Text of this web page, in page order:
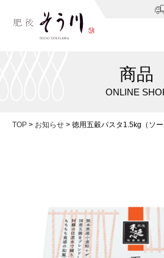
商品
ONLINE
TOP > お知らせ > 徳用五穀パスタ1.5kg（ソー